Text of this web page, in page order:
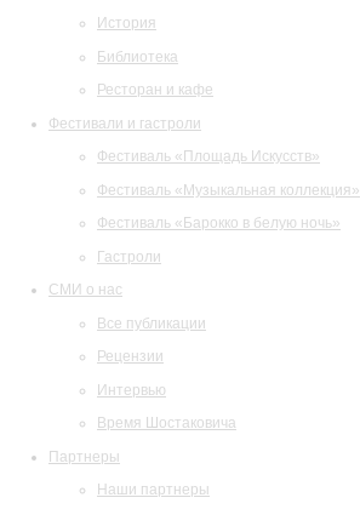
История
Библиотека
Ресторан и кафе
Фестивали и гастроли
Фестиваль «Площадь Искусств»
Фестиваль «Музыкальная коллекция»
Фестиваль «Барокко в белую ночь»
Гастроли
СМИ о нас
Все публикации
Рецензии
Интервью
Время Шостаковича
Партнеры
Наши партнеры